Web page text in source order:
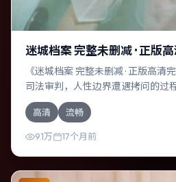
迷城档案 完整未删减 · 正版
《迷城档案 完整未删减 · 正版高清
司法审判，人性边界遭遇拷问的过
相互咬合，周冬雨、佛罗伦斯·珀的
安善于在长镜头中积蓄张力，本片
增强真实质感。
高清 流畅
9.1万 17个月前